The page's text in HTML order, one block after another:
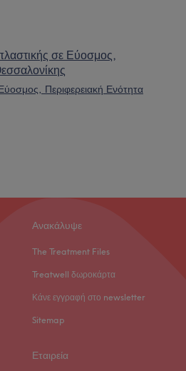
σε Εύοσμος,
Περιφερειακή Ενότητα
Ανακάλυψε
The Treatment Files
Treatwell δωροκάρτα
Κάνε εγγραφή στο newsletter
Sitemap
Εταιρεία